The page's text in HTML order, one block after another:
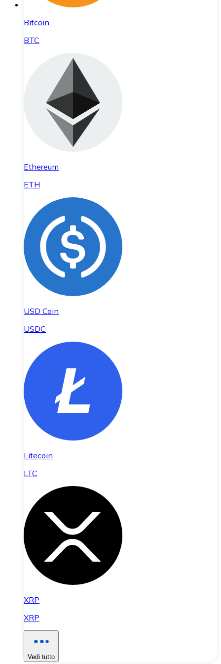
Bitcoin
BTC
Ethereum
ETH
USD Coin
USDC
Litecoin
LTC
XRP
XRP
Vedi tutto